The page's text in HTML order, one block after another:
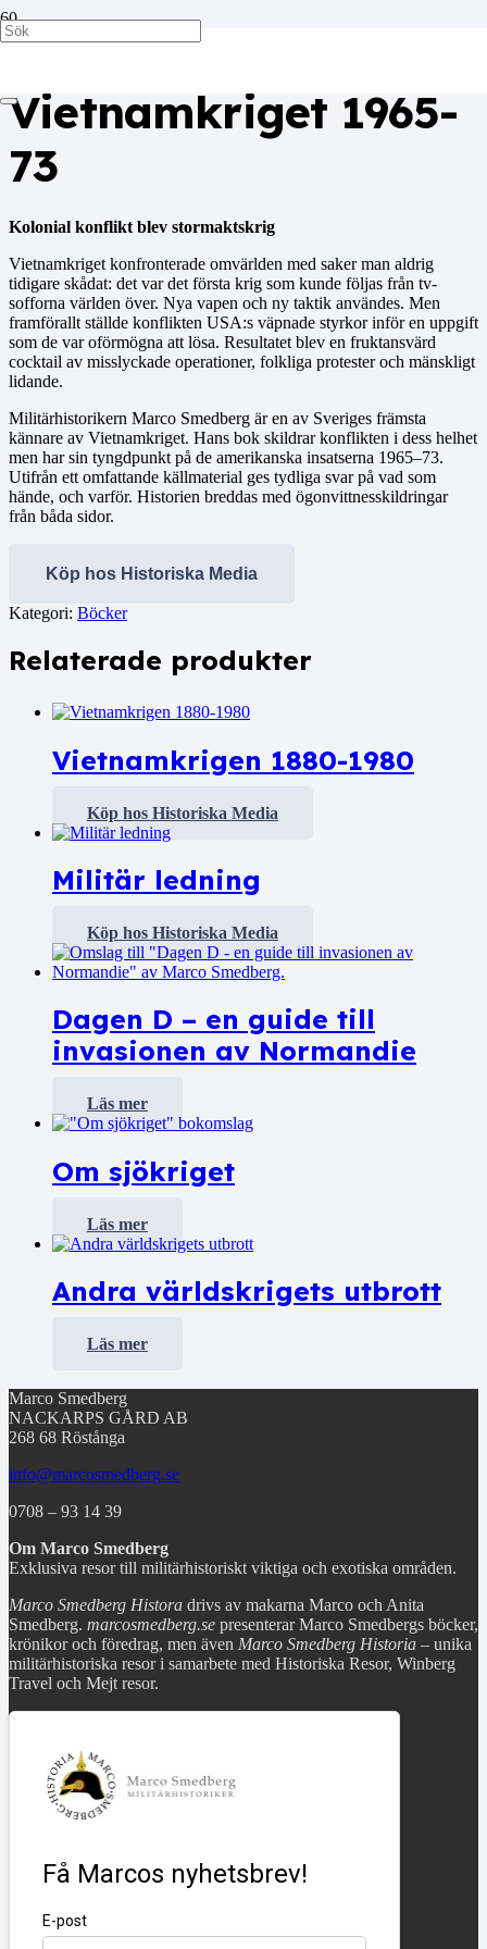
Hem/Böcker/ Vietnamkriget 1965-73
Vietnamkriget 1965-
73
Kolonial konflikt blev stormaktskrig
Vietnamkriget konfronterade omvärlden med saker man aldrig
tidigare skådat: det var det första krig som kunde följas från tv-
sofforna världen över. Nya vapen och ny taktik användes. Men
framförallt ställde konflikten USA:s väpnade styrkor inför en uppgift
som de var oförmögna att lösa. Resultatet blev en fruktansvärd
cocktail av misslyckade operationer, folkliga protester och mänskligt
lidande.
Militärhistorikern Marco Smedberg är en av Sveriges främsta
kännare av Vietnamkriget. Hans bok skildrar konflikten i dess helhet
men har sin tyngdpunkt på de amerikanska insatserna 1965–73.
Utifrån ett omfattande källmaterial ges tydliga svar på vad som
hände, och varför. Historien breddas med ögonvittnesskildringar
från båda sidor.
Köp hos Historiska Media
Kategori: Böcker
Relaterade produkter
Vietnamkrigen 1880-1980
Köp hos Historiska Media
Militär ledning
Köp hos Historiska Media
Dagen D – en guide till
invasionen av Normandie
Läs mer
Om sjökriget
Läs mer
Andra världskrigets utbrott
Läs mer
Marco Smedberg
NACKARPS GÅRD AB
268 68 Röstånga
info@marcosmedberg.se
0708 – 93 14 39
Om Marco Smedberg
Exklusiva resor till militärhistoriskt viktiga och exotiska områden.
Marco Smedberg Histora drivs av makarna Marco och Anita
Smedberg. marcosmedberg.se presenterar Marco Smedbergs böcker,
krönikor och föredrag, men även Marco Smedberg Historia – unika
militärhistoriska resor i samarbete med Historiska Resor, Winberg
Travel och Mejt resor.